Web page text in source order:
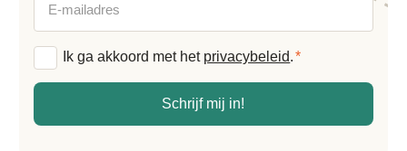
mailadres
Algemene
Ik ga akkoord met het privacybeleid.*
Schrijf mij in!